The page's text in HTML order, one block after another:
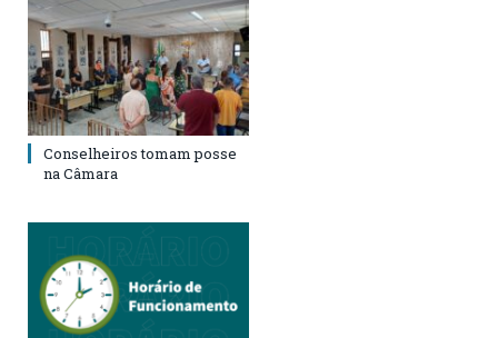
Conselheiros tomam posse
na Câmara